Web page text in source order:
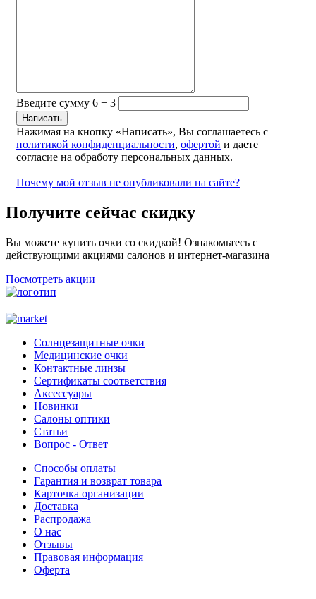
Введите сумму 6 + 3
Нажимая на кнопку «Написать», Вы соглашаетесь с
политикой конфиденциальности, офертой и даете
согласие на обработу персональных данных.
Почему мой отзыв не опубликовали на сайте?
Получите сейчас скидку
Вы можете купить очки со скидкой! Ознакомьтесь с
действующими акциями салонов и интернет-магазина
Посмотреть акции
Солнцезащитные очки
Медицинские очки
Контактные линзы
Сертификаты соответствия
Аксессуары
Новинки
Салоны оптики
Статьи
Вопрос - Ответ
Способы оплаты
Гарантия и возврат товара
Карточка организации
Доставка
Распродажа
О нас
Отзывы
Правовая информация
Оферта